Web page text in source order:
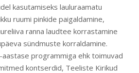
kasutamiseks lauluraamatu
ruumi pinkide paigaldamine,
ranna laudtee korrastamine
sündmuste korraldamine.
programmiga ehk toimuvad
kontserdid, Teeliste Kirikud